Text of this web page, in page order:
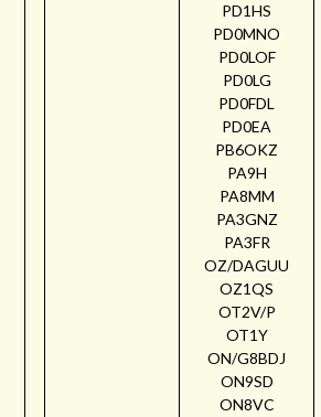
PD1HS
PD0MNO
PD0LOF
PD0LG
PD0FDL
PD0EA
PB6OKZ
PA9H
PA8MM
PA3GNZ
PA3FR
OZ/DAGUU
OZ1QS
OT2V/P
OT1Y
ON/G8BDJ
ON9SD
ON8VC